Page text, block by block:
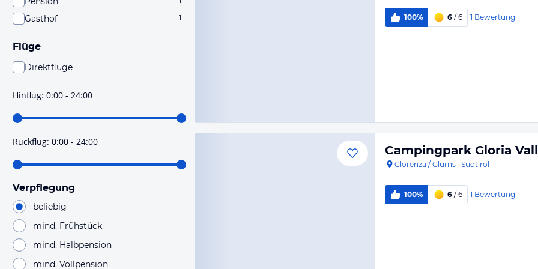
Gasthof 1
Flüge
Direktflüge
hoher Wahrscheinlichkeit Direktflüge sind. Bitte
prüfe vor der Buchung noch einmal die Flugdetails.
Hinflug: 0:00 - 24:00
Rückflug: 0:00 - 24:00
Verpflegung
beliebig
mind. Frühstück
mind. Halbpension
mind. Vollpension
100% 6 / 6 1 Bewertung
Campingpark Gloria
Glorenza / Glurns · Südtirol
100% 6 / 6 1 Bewertung